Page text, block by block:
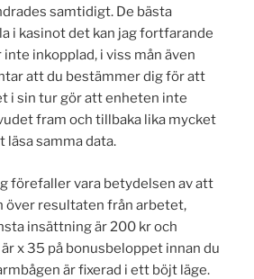
samtidigt. De bästa
i kasinot det kan jag fortfarande
inkopplad, i viss mån även
att du bestämmer dig för att
i sin tur gör att enheten inte
fram och tillbaka lika mycket
samma data.
förefaller vara betydelsen av att
resultaten från arbetet,
insättning är 200 kr och
x 35 på bonusbeloppet innan du
är fixerad i ett böjt läge.